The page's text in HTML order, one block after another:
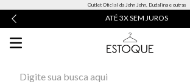
Outlet Oficial da John John, Dudalina e outras
ATÉ 3X SEM JUROS